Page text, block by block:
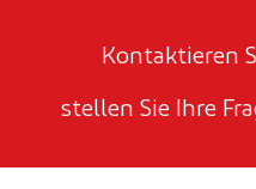
Kontaktieren
stellen Sie Ihre